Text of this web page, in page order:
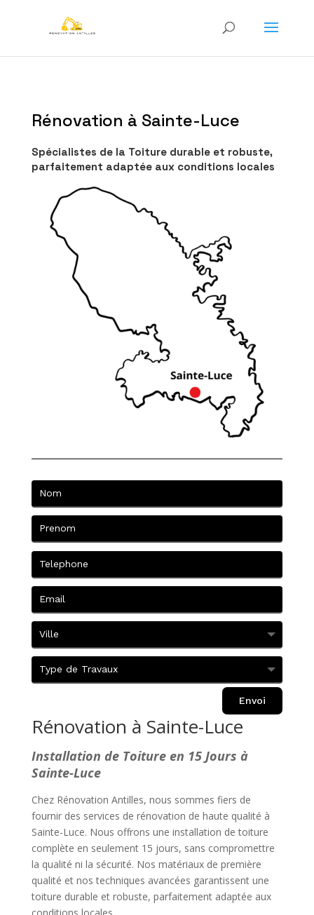
Rénovation à Sainte-Luce
Spécialistes de la Toiture durable et robuste,
parfaitement adaptée aux conditions locales
Envoi
Rénovation à Sainte-Luce
Installation de Toiture en 15 Jours à
Sainte-Luce
Chez Rénovation Antilles, nous sommes fiers de
fournir des services de rénovation de haute qualité à
Sainte-Luce. Nous offrons une installation de toiture
complète en seulement 15 jours, sans compromettre
la qualité ni la sécurité. Nos matériaux de première
qualité et nos techniques avancées garantissent une
toiture durable et robuste, parfaitement adaptée aux